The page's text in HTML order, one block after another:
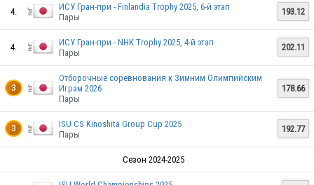
4.
ИСУ Гран-при - Finlandia Trophy 2025, 6-й этап
Пары
193.12
4.
ИСУ Гран-при - NHK Trophy 2025, 4-й этап
Пары
202.11
3
Отборочные соревнования к Зимним Олимпийским
Играм 2026
Пары
178.66
3
ISU CS Kinoshita Group Cup 2025
Пары
192.77
Сезон 2024-2025